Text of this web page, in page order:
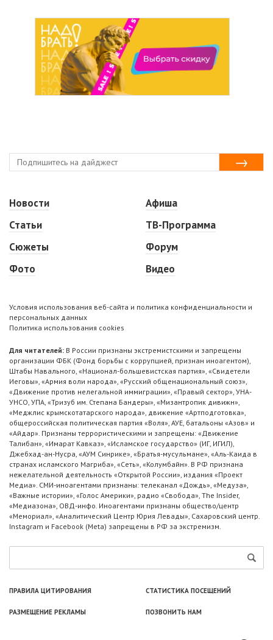
Новости
Статьи
Сюжеты
Фото
Афиша
ТВ-Программа
Форум
Видео
Условия использования веб-сайта и политика конфиденциальности и
персональных данных
Политика использования cookies
Для читателей: В России признаны экстремистскими и запрещены
организации ФБК (Фонд борьбы с коррупцией, признан иноагентом),
Штабы Навального, «Национал-большевистская партия», «Свидетели
Иеговы», «Армия воли народа», «Русский общенациональный союз»,
«Движение против нелегальной иммиграции», «Правый сектор», УНА-
УНСО, УПА, «Тризуб им. Степана Бандеры», «Мизантропик дивижн»,
«Меджлис крымскотатарского народа», движение «Артподготовка»,
общероссийская политическая партия «Воля», АУЕ, батальоны «Азов» и
«Айдар». Признаны террористическими и запрещены: «Движение
Талибан», «Имарат Кавказ», «Исламское государство» (ИГ, ИГИЛ),
Джебхад-ан-Нусра, «АУМ Синрике», «Братья-мусульмане», «Аль-Каида в
странах исламского Магриба», «Сеть», «Колумбайн». В РФ признана
нежелательной деятельность «Открытой России», издания «Проект
Медиа». СМИ-иноагентами признаны: телеканал «Дождь», «Медуза»,
«Важные истории», «Голос Америки», радио «Свобода», The Insider,
«Медиазона», ОВД-инфо. Иноагентами признаны общество/центр
«Мемориал», «Аналитический Центр Юрия Левады», Сахаровский центр.
Instagram и Facebook (Metа) запрещены в РФ за экстремизм.
ПРАВИЛА ЦИТИРОВАНИЯ СТАТИСТИКА ПОСЕЩЕНИЙ
РАЗМЕЩЕНИЕ РЕКЛАМЫ ПОЗВОНИТЬ НАМ